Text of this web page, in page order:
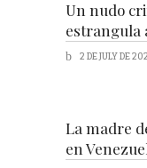
Un nudo
estrangula
2 DE JULY DE
La madre
en